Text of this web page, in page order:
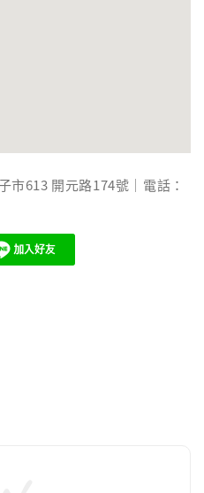
市613 開元路174號｜電話：